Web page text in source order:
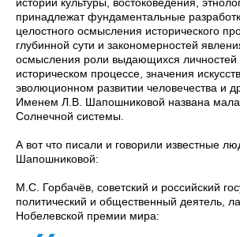
истории культуры, востоковедения,
принадлежат фундаментальные
целостного осмысления исторического
глубинной сути и закономерностей
осмысления роли выдающихся личностей
историческом процессе, значения
эволюционном развитии человечества и
Именем Л.В. Шапошниковой названа
Солнечной системы.
А вот что писали и говорили известные
Шапошниковой:
М.С. Горбачёв, советский и российский
политический и общественный деятель,
Нобелевской премии мира: